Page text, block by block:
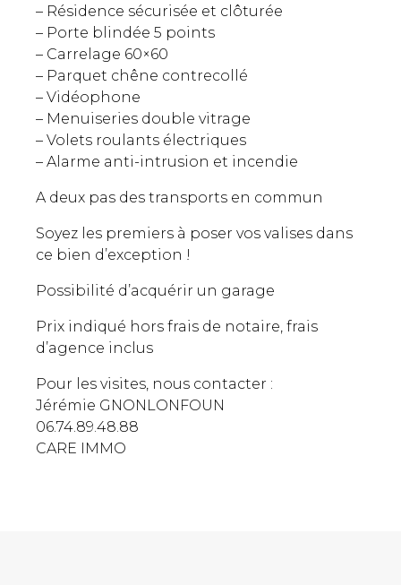
– Résidence sécurisée et clôturée
– Porte blindée 5 points
– Carrelage 60×60
– Parquet chêne contrecollé
– Vidéophone
– Menuiseries double vitrage
– Volets roulants électriques
– Alarme anti-intrusion et incendie
A deux pas des transports en commun
Soyez les premiers à poser vos valises dans
ce bien d’exception !
Possibilité d’acquérir un garage
Prix indiqué hors frais de notaire, frais
d’agence inclus
Pour les visites, nous contacter :
Jérémie GNONLONFOUN
06.74.89.48.88
CARE IMMO